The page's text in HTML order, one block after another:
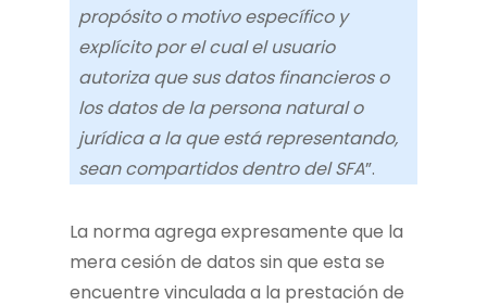
propósito o motivo específico y
explícito por el cual el usuario
autoriza que sus datos financieros o
los datos de la persona natural o
jurídica a la que está representando,
sean compartidos dentro del SFA”.
La norma agrega expresamente que la
mera cesión de datos sin que esta se
encuentre vinculada a la prestación de